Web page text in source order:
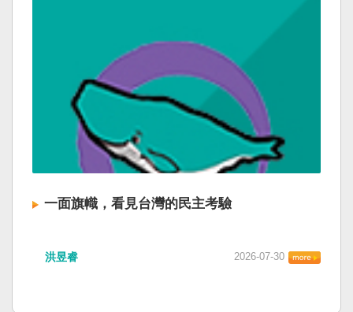
一面旗幟，看見台灣的民主考驗
洪昱睿 2026-07-30